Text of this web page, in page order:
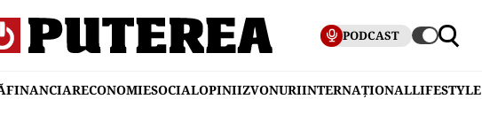
PODCAST
FINANCIARECONOMIESOCIALOPINIIZVONURIINTERNAȚIONALLIFESTYLE